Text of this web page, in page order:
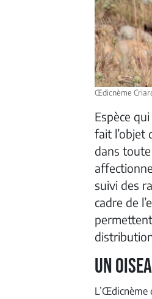
Œdicnème
Espèce
fait l’objet
dans
suivi des
cadre de
Un
L’Œdicnème